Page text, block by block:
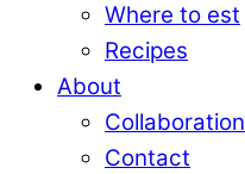
Where to est
Recipes
About
Collaboration
Contact